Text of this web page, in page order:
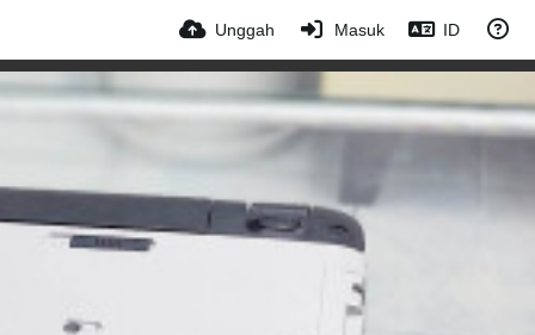
Unggah Masuk ID